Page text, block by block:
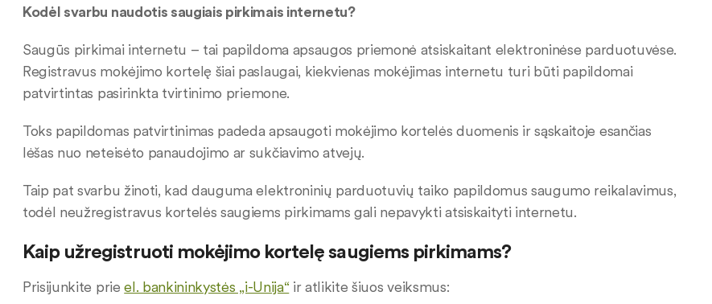
Kodėl svarbu naudotis saugiais pirkimais internetu?
Saugūs pirkimai internetu – tai papildoma apsaugos priemonė atsiskaitant elektroninėse parduotuvėse.
Registravus mokėjimo kortelę šiai paslaugai, kiekvienas mokėjimas internetu turi būti papildomai
patvirtintas pasirinkta tvirtinimo priemone.
Toks papildomas patvirtinimas padeda apsaugoti mokėjimo kortelės duomenis ir sąskaitoje esančias
lėšas nuo neteisėto panaudojimo ar sukčiavimo atvejų.
Taip pat svarbu žinoti, kad dauguma elektroninių parduotuvių taiko papildomus saugumo reikalavimus,
todėl neužregistravus kortelės saugiems pirkimams gali nepavykti atsiskaityti internetu.
Kaip užregistruoti mokėjimo kortelę saugiems pirkimams?
Prisijunkite prieel. bankininkystės „i-Unija“ ir atlikite šiuos veiksmus: